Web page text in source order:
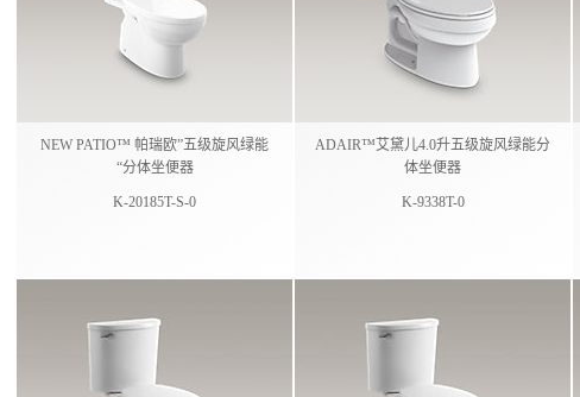
NEW PATIO™ 帕瑞欧”五级旋风绿能
“分体坐便器
K-20185T-S-0
ADAIR™艾黛儿4.0升五级旋风绿能分
体坐便器
K-9338T-0